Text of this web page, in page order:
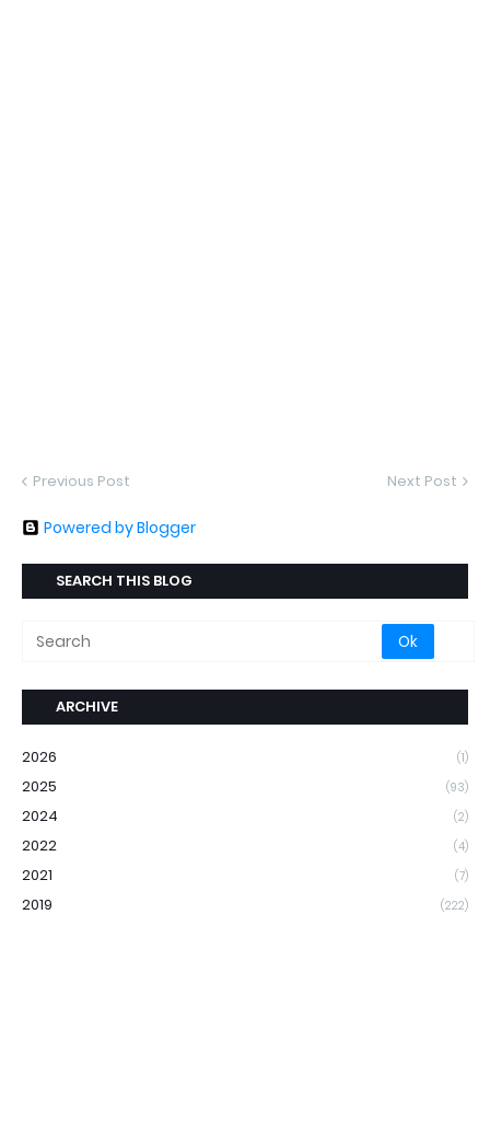
Previous Post Next Post
Powered by Blogger
SEARCH THIS BLOG
ARCHIVE
2026 (1)
2025 (93)
2024 (2)
2022 (4)
2021 (7)
2019 (222)